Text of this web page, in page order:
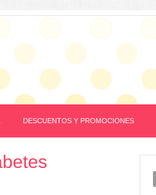
DESCUENTOS Y PROMOCIONES